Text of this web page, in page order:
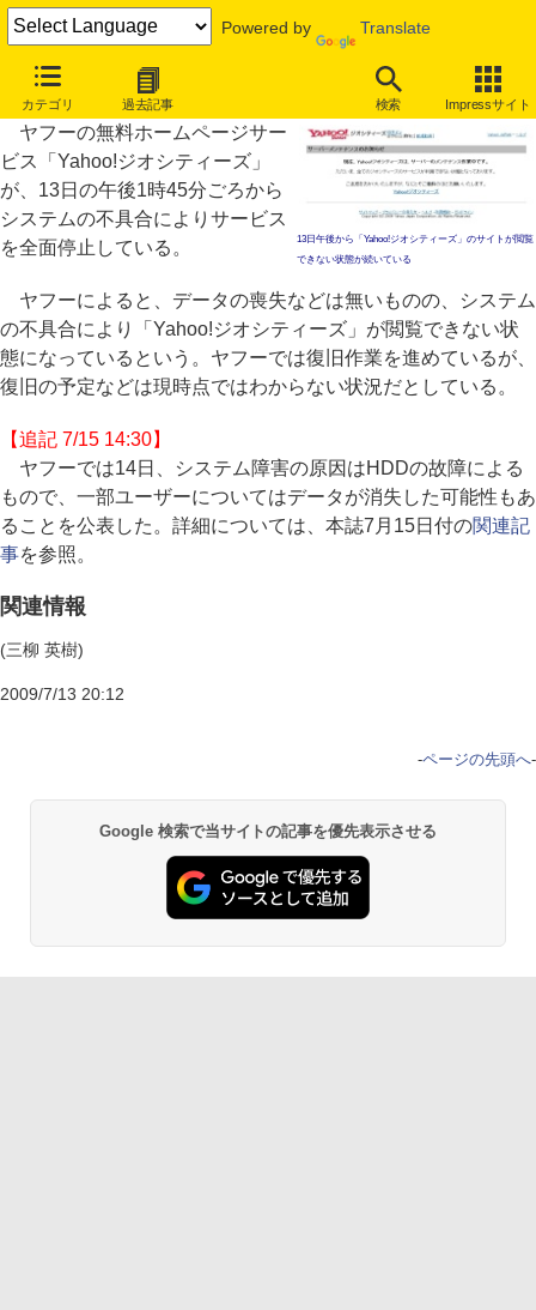
Powered by Translate
カテゴリ 過去記事 検索 Impressサイト
「Yahoo!ジオシティーズ」が不具合でサービス一時停止
13日午後から「Yahoo!ジオシティーズ」のサイトが閲覧
できない状態が続いている
ヤフーの無料ホームページサー
ビス「Yahoo!ジオシティーズ」
が、13日の午後1時45分ごろから
システムの不具合によりサービス
を全面停止している。
ヤフーによると、データの喪失などは無いものの、システム
の不具合により「Yahoo!ジオシティーズ」が閲覧できない状
態になっているという。ヤフーでは復旧作業を進めているが、
復旧の予定などは現時点ではわからない状況だとしている。
【追記 7/15 14:30】
ヤフーでは14日、システム障害の原因はHDDの故障による
もので、一部ユーザーについてはデータが消失した可能性もあ
ることを公表した。詳細については、本誌7月15日付の関連記
事を参照。
関連情報
(三柳 英樹)
2009/7/13 20:12
-ページの先頭へ-
Google 検索で当サイトの記事を優先表示させる